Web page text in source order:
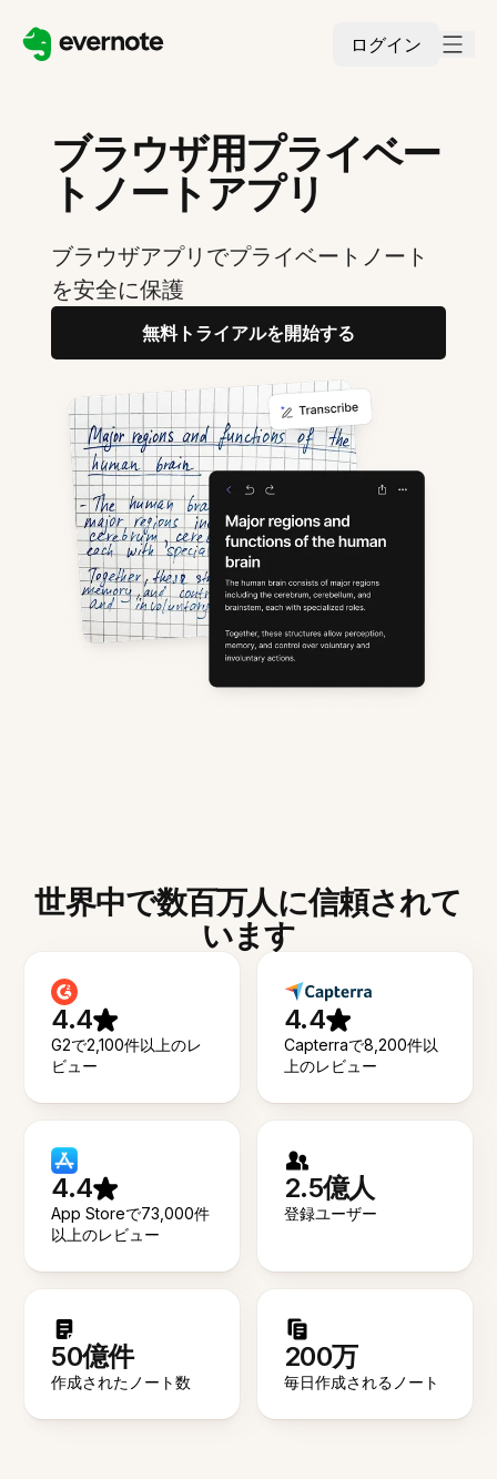
ログイン
ブラウザ用プライベー
トノートアプリ
ブラウザアプリでプライベートノート
を安全に保護
無料トライアルを開始する
世界中で数百万人に信頼されて
います
4.4
G2で2,100件以上のレ
ビュー
4.4
Capterraで8,200件以
上のレビュー
4.4
App Storeで73,000件
以上のレビュー
2.5億人
登録ユーザー
50億件
作成されたノート数
200万
毎日作成されるノート